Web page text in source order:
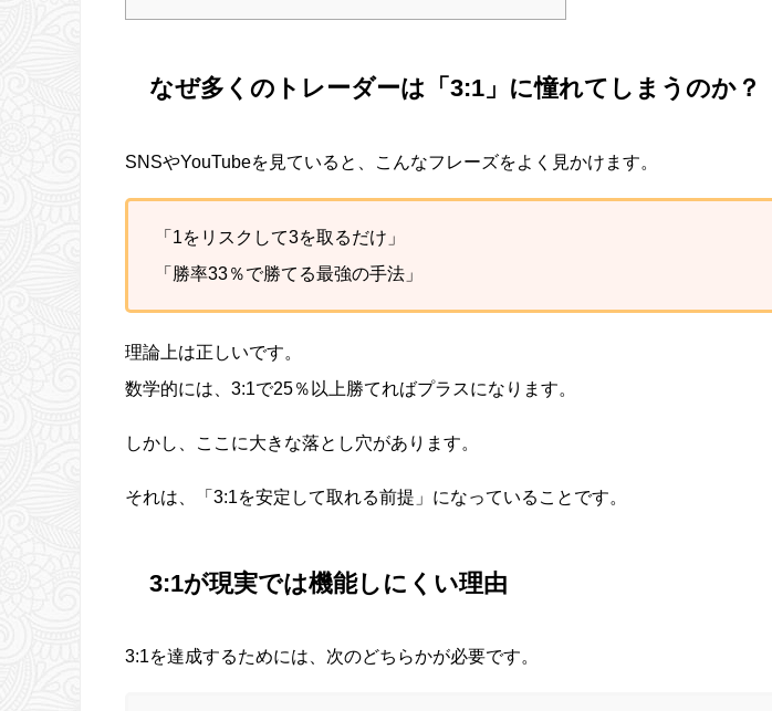
なぜ多くのトレーダーは「3:1」に憧れてしまうのか？
SNSやYouTubeを見ていると、こんなフレーズをよく見かけます。
「1をリスクして3を取るだけ」
「勝率33％で勝てる最強の手法」
理論上は正しいです。
数学的には、3:1で25％以上勝てればプラスになります。
しかし、ここに大きな落とし穴があります。
それは、「3:1を安定して取れる前提」になっていることです。
3:1が現実では機能しにくい理由
3:1を達成するためには、次のどちらかが必要です。